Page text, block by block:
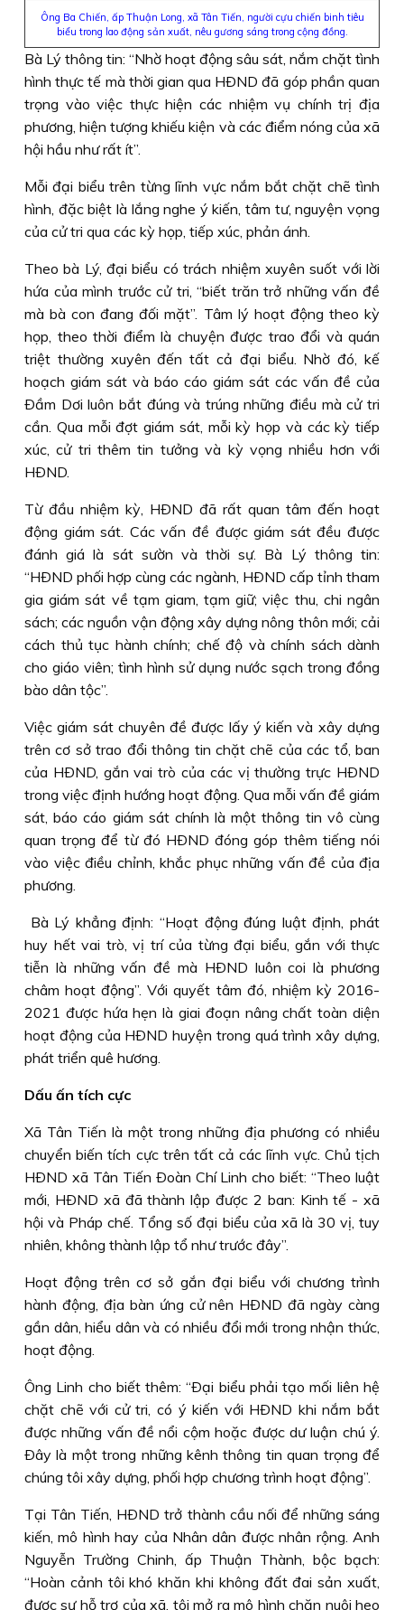
Ông Ba Chiến, ấp Thuận Long, xã Tân Tiến, người cựu chiến binh tiêu
biểu trong lao động sản xuất, nêu gương sáng trong cộng đồng.
Bà Lý thông tin: “Nhờ hoạt động sâu sát, nắm chặt tình
hình thực tế mà thời gian qua HÐND đã góp phần quan
trọng vào việc thực hiện các nhiệm vụ chính trị địa
phương, hiện tượng khiếu kiện và các điểm nóng của xã
hội hầu như rất ít”.
Mỗi đại biểu trên từng lĩnh vực nắm bắt chặt chẽ tình
hình, đặc biệt là lắng nghe ý kiến, tâm tư, nguyện vọng
của cử tri qua các kỳ họp, tiếp xúc, phản ánh.
Theo bà Lý, đại biểu có trách nhiệm xuyên suốt với lời
hứa của mình trước cử tri, “biết trăn trở những vấn đề
mà bà con đang đối mặt”. Tâm lý hoạt động theo kỳ
họp, theo thời điểm là chuyện được trao đổi và quán
triệt thường xuyên đến tất cả đại biểu. Nhờ đó, kế
hoạch giám sát và báo cáo giám sát các vấn đề của
Ðầm Dơi luôn bắt đúng và trúng những điều mà cử tri
cần. Qua mỗi đợt giám sát, mỗi kỳ họp và các kỳ tiếp
xúc, cử tri thêm tin tưởng và kỳ vọng nhiều hơn với
HÐND.
Từ đầu nhiệm kỳ, HÐND đã rất quan tâm đến hoạt
động giám sát. Các vấn đề được giám sát đều được
đánh giá là sát sườn và thời sự. Bà Lý thông tin:
“HÐND phối hợp cùng các ngành, HÐND cấp tỉnh tham
gia giám sát về tạm giam, tạm giữ; việc thu, chi ngân
sách; các nguồn vận động xây dựng nông thôn mới; cải
cách thủ tục hành chính; chế độ và chính sách dành
cho giáo viên; tình hình sử dụng nước sạch trong đồng
bào dân tộc”.
Việc giám sát chuyên đề được lấy ý kiến và xây dựng
trên cơ sở trao đổi thông tin chặt chẽ của các tổ, ban
của HÐND, gắn vai trò của các vị thường trực HÐND
trong việc định hướng hoạt động. Qua mỗi vấn đề giám
sát, báo cáo giám sát chính là một thông tin vô cùng
quan trọng để từ đó HÐND đóng góp thêm tiếng nói
vào việc điều chỉnh, khắc phục những vấn đề của địa
phương.
Bà Lý khẳng định: “Hoạt động đúng luật định, phát
huy hết vai trò, vị trí của từng đại biểu, gắn với thực
tiễn là những vấn đề mà HÐND luôn coi là phương
châm hoạt động”. Với quyết tâm đó, nhiệm kỳ 2016-
2021 được hứa hẹn là giai đoạn nâng chất toàn diện
hoạt động của HÐND huyện trong quá trình xây dựng,
phát triển quê hương.
Dấu ấn tích cực
Xã Tân Tiến là một trong những địa phương có nhiều
chuyển biến tích cực trên tất cả các lĩnh vực. Chủ tịch
HÐND xã Tân Tiến Ðoàn Chí Linh cho biết: “Theo luật
mới, HÐND xã đã thành lập được 2 ban: Kinh tế - xã
hội và Pháp chế. Tổng số đại biểu của xã là 30 vị, tuy
nhiên, không thành lập tổ như trước đây”.
Hoạt động trên cơ sở gắn đại biểu với chương trình
hành động, địa bàn ứng cử nên HÐND đã ngày càng
gần dân, hiểu dân và có nhiều đổi mới trong nhận thức,
hoạt động.
Ông Linh cho biết thêm: “Ðại biểu phải tạo mối liên hệ
chặt chẽ với cử tri, có ý kiến với HÐND khi nắm bắt
được những vấn đề nổi cộm hoặc được dư luận chú ý.
Ðây là một trong những kênh thông tin quan trọng để
chúng tôi xây dựng, phối hợp chương trình hoạt động”.
Tại Tân Tiến, HÐND trở thành cầu nối để những sáng
kiến, mô hình hay của Nhân dân được nhân rộng. Anh
Nguyễn Trường Chinh, ấp Thuận Thành, bộc bạch:
“Hoàn cảnh tôi khó khăn khi không đất đai sản xuất,
được sự hỗ trợ của xã, tôi mở ra mô hình chăn nuôi heo